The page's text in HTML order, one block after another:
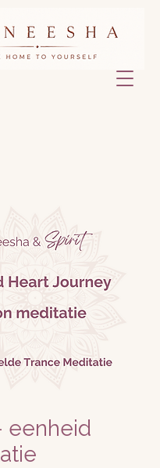
eenheid